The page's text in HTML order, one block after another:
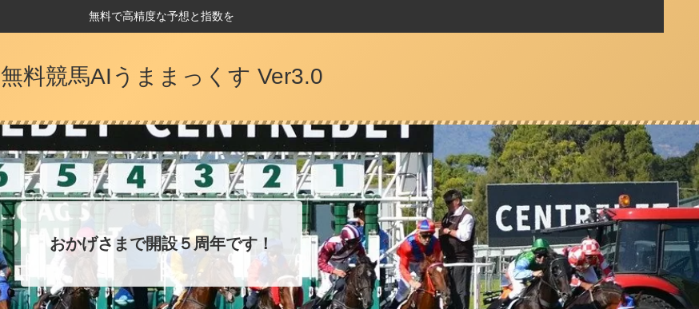
無料で高精度な予想と指数を
無料競馬AIうままっくす Ver3.0
おかげさまで開設５周年です！